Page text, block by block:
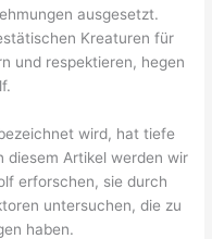
ausgesetzt.
Kreaturen für
und respektieren, hegen
wird, hat tiefe
diesem Artikel werden wir
erforschen, sie durch
untersuchen, die zu
haben.